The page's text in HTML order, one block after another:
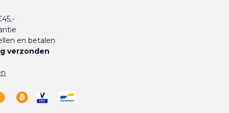
en betalen
verzonden